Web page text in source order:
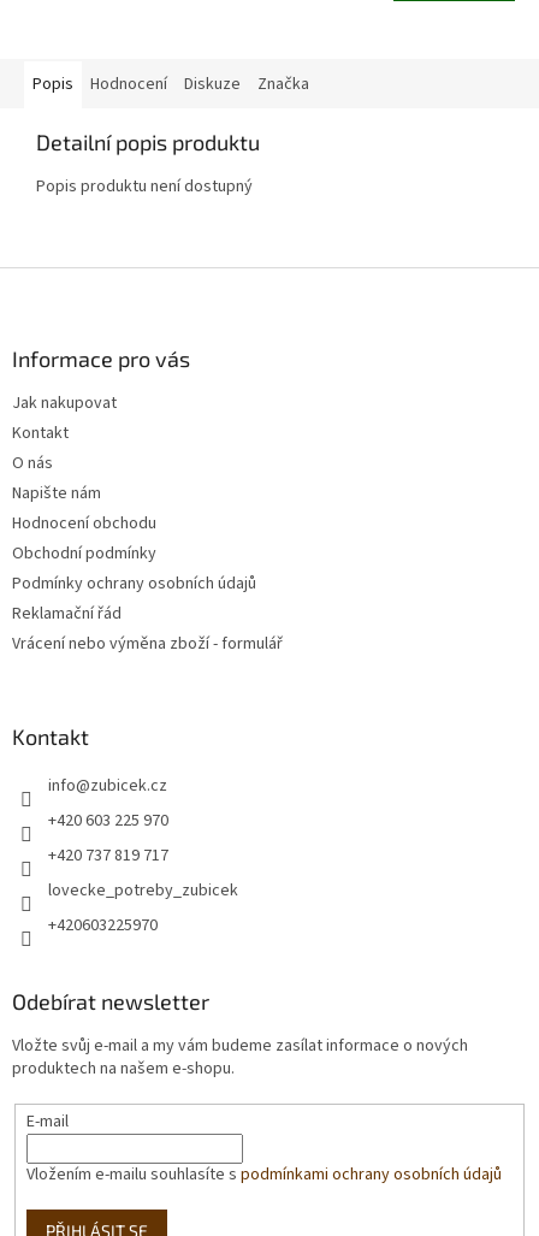
Popis Hodnocení Diskuze Značka
Detailní popis produktu
Popis produktu není dostupný
Informace pro vás
Jak nakupovat
Kontakt
O nás
Napište nám
Hodnocení obchodu
Obchodní podmínky
Podmínky ochrany osobních údajů
Reklamační řád
Vrácení nebo výměna zboží - formulář
Kontakt
info@zubicek.cz
+420 603 225 970
+420 737 819 717
lovecke_potreby_zubicek
+420603225970
Odebírat newsletter
Vložte svůj e-mail a my vám budeme zasílat informace o nových
produktech na našem e-shopu.
E-mail
Vložením e-mailu souhlasíte s podmínkami ochrany osobních údajů
PŘIHLÁSIT SE